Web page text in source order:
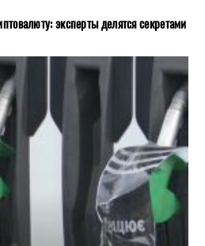
эксперты делятся секретами